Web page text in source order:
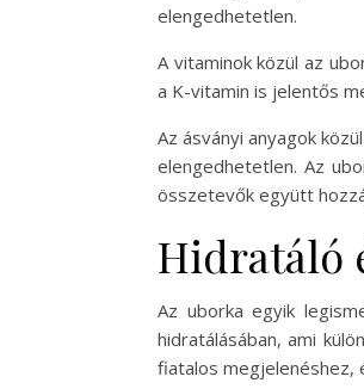
elengedhetetlen.
A vitaminok közül az
a K-vitamin is jelentős
Az ásványi anyagok
elengedhetetlen. Az
összetevők együtt
Hidratáló
Az uborka egyik
hidratálásában, ami
fiatalos megjelenéshez,